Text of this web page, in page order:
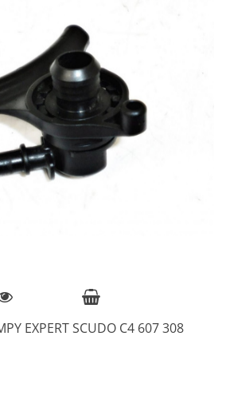
EXPERT SCUDO C4 607 308